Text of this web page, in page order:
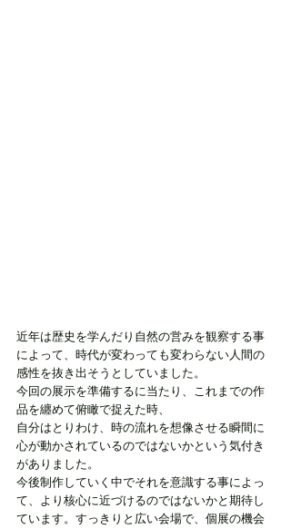
近年は歴史を学んだり自然の営みを観察する事
によって、時代が変わっても変わらない人間の
感性を抜き出そうとしていました。
今回の展示を準備するに当たり、これまでの作
品を纏めて俯瞰で捉えた時、
自分はとりわけ、時の流れを想像させる瞬間に
心が動かされているのではないかという気付き
がありました。
今後制作していく中でそれを意識する事によっ
て、より核心に近づけるのではないかと期待し
ています。すっきりと広い会場で、個展の機会